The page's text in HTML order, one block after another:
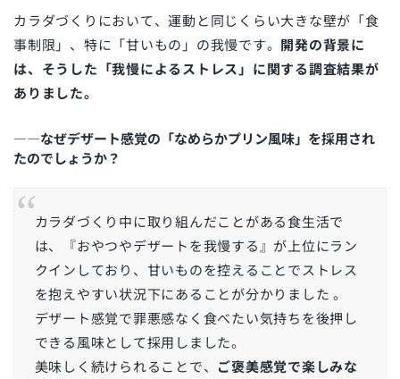
カラダづくりにおいて、運動と同じくらい大きな壁が「食
事制限」、特に「甘いもの」の我慢です。 開発の背景に
は、そうした「我慢によるストレス」に関する調査結果が
ありました。
――なぜデザート感覚の「なめらかプリン風味」を採用され
たのでしょうか？
カラダづくり中に取り組んだことがある食生活で
は、『おやつやデザートを我慢する』が上位にラン
クインしており、甘いものを控えることでストレス
を抱えやすい状況下にあることが分かりました 。
デザート感覚で罪悪感なく食べたい気持ちを後押し
できる風味として採用しました。
美味しく続けられることで、 ご褒美感覚で楽しみな